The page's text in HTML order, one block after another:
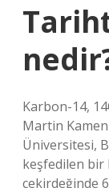
Karbon-14,
Martin
Üniversitesi,
keşfedilen
çekirdeğinde